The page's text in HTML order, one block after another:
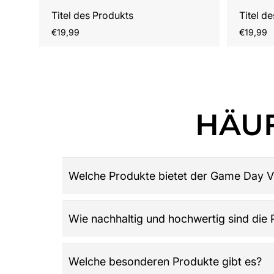
Titel des Produkts
Regulärer
€19,99
Titel
Regulärer
€19,99
Welche Produkte bietet der Game Day
Damen, Herren und Kinder, Retro-Trikots,
Wie nachhaltig und hochwertig sind die
wird und die Werte der Community
Welche besonderen Produkte gibt es?